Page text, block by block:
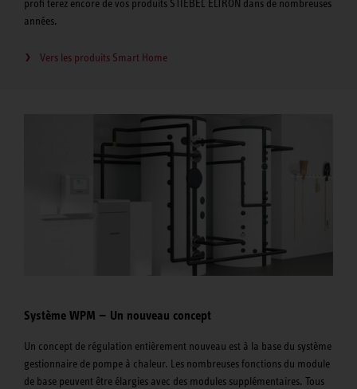
profi terez encore de vos produits STIEBEL ELTRON dans de nombreuses
années.
Vers les produits Smart Home
Système WPM — Un nouveau concept
Un concept de régulation entièrement nouveau est à la base du système
gestionnaire de pompe à chaleur. Les nombreuses fonctions du module
de base peuvent être élargies avec des modules supplémentaires. Tous